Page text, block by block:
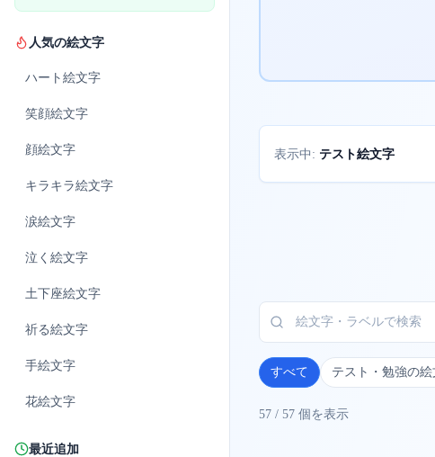
人気の絵文字
ハート 絵文字
笑顔絵文字
顔絵文字
キラキラ絵文字
涙絵文字
泣く 絵文字
土下座絵文字
祈る絵文字
手絵文字
花絵文字
最近追加
表示中: テスト絵文字
すべて テスト・勉強の絵
57 / 57 個を表示